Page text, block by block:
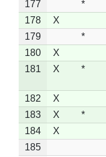
177
*
178
X
179
*
180
X
181
X *
182 X
183
X *
184
X
185